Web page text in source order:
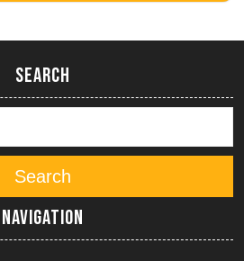
Search
Search
Navigation